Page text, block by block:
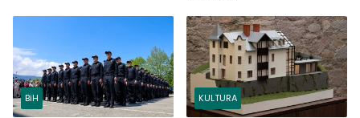
BiH KULTURA